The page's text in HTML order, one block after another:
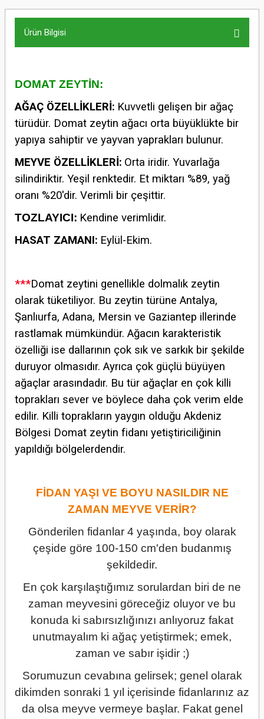
Ürün Bilgisi
DOMAT ZEYTİN:
AĞAÇ ÖZELLİKLERİ: Kuvvetli gelişen bir ağaç
türüdür. Domat zeytin ağacı orta büyüklükte bir
yapıya sahiptir ve yayvan yaprakları bulunur.
MEYVE ÖZELLİKLERİ: Orta iridir. Yuvarlağa
silindiriktir. Yeşil renktedir. Et miktarı %89, yağ
oranı %20'dir. Verimli bir çeşittir.
TOZLAYICI: Kendine verimlidir.
HASAT ZAMANI: Eylül-Ekim.
***Domat zeytini genellikle dolmalık zeytin
olarak tüketiliyor. Bu zeytin türüne Antalya,
Şanlıurfa, Adana, Mersin ve Gaziantep illerinde
rastlamak mümkündür. Ağacın karakteristik
özelliği ise dallarının çok sık ve sarkık bir şekilde
duruyor olmasıdır. Ayrıca çok güçlü büyüyen
ağaçlar arasındadır. Bu tür ağaçlar en çok killi
toprakları sever ve böylece daha çok verim elde
edilir. Killi toprakların yaygın olduğu Akdeniz
Bölgesi Domat zeytin fidanı yetiştiriciliğinin
yapıldığı bölgelerdendir.
FİDAN YAŞI VE BOYU NASILDIR NE
ZAMAN MEYVE VERİR?
Gönderilen fidanlar 4 yaşında, boy olarak
çeşide göre 100-150 cm'den budanmış
şekildedir.
En çok karşılaştığımız sorulardan biri de ne
zaman meyvesini göreceğiz oluyor ve bu
konuda ki sabırsızlığınızı anlıyoruz fakat
unutmayalım ki ağaç yetiştirmek; emek,
zaman ve sabır işidir ;)
Sorumuzun cevabına gelirsek; genel olarak
dikimden sonraki 1 yıl içerisinde fidanlarınız az
da olsa meyve vermeye başlar. Fakat genel